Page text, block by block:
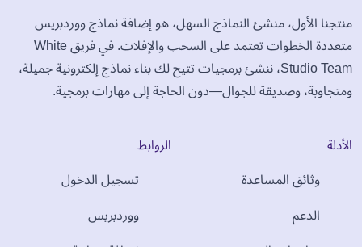
منتجنا الأول، منشئ النماذج السهل، هو إضافة نماذج ووردبريس
متعددة الخطوات تعتمد على السحب والإفلات. في فريق White
Studio Team، ننشئ برمجيات تتيح لك بناء نماذج إلكترونية جميلة،
ومتجاوبة، وصديقة للجوال—دون الحاجة إلى مهارات برمجية.
الأدلة
وثائق المساعدة
الدعم
الروابط
تسجيل الدخول
ووردبريس